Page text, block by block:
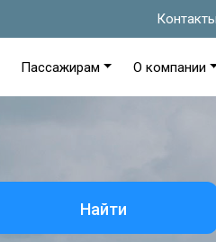
Контакты
Пассажирам О компании
Найти